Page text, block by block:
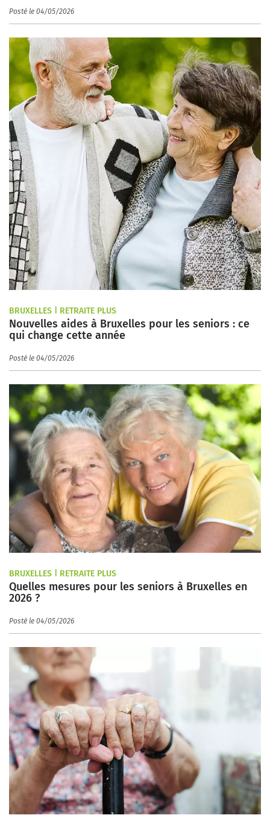
Posté le 04/05/2026
BRUXELLES | RETRAITE PLUS
Nouvelles aides à Bruxelles pour les seniors : ce
qui change cette année
Posté le 04/05/2026
BRUXELLES | RETRAITE PLUS
Quelles mesures pour les seniors à Bruxelles en
2026 ?
Posté le 04/05/2026